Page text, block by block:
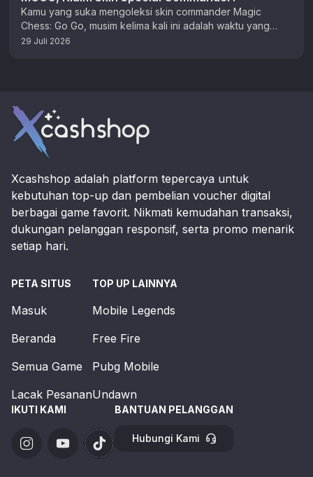
Kamu yang suka mengoleksi skin commander Magic
Chess: Go Go, musim kelima kali ini adalah waktu yang
tepat untuk berburu …
29 Juli 2026
Xcashshop adalah platform tepercaya untuk
kebutuhan top-up dan pembelian voucher digital
berbagai game favorit. Nikmati kemudahan transaksi,
dukungan pelanggan responsif, serta promo menarik
setiap hari.
PETA SITUS
Masuk
Beranda
Semua Game
Lacak Pesanan
TOP UP LAINNYA
Mobile Legends
Free Fire
Pubg Mobile
Undawn
IKUTI KAMI BANTUAN PELANGGAN
Hubungi Kami